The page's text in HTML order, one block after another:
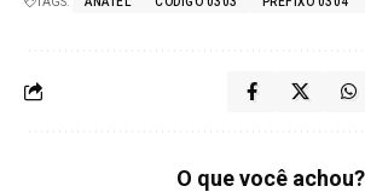
O que você achou?